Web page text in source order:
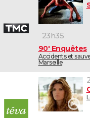
23h35
90' Enquêtes
Accidents et
Marseille